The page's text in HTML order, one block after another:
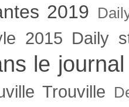
2019
2015 Daily
le journal
Trouville